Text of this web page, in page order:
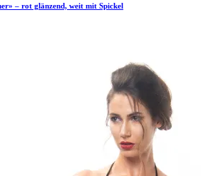
– rot glänzend, weit mit Spickel